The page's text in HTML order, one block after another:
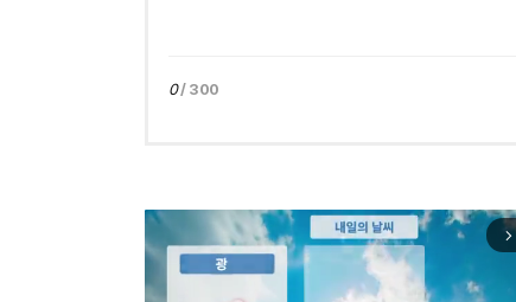
0/ 300
arrow_forward_ios